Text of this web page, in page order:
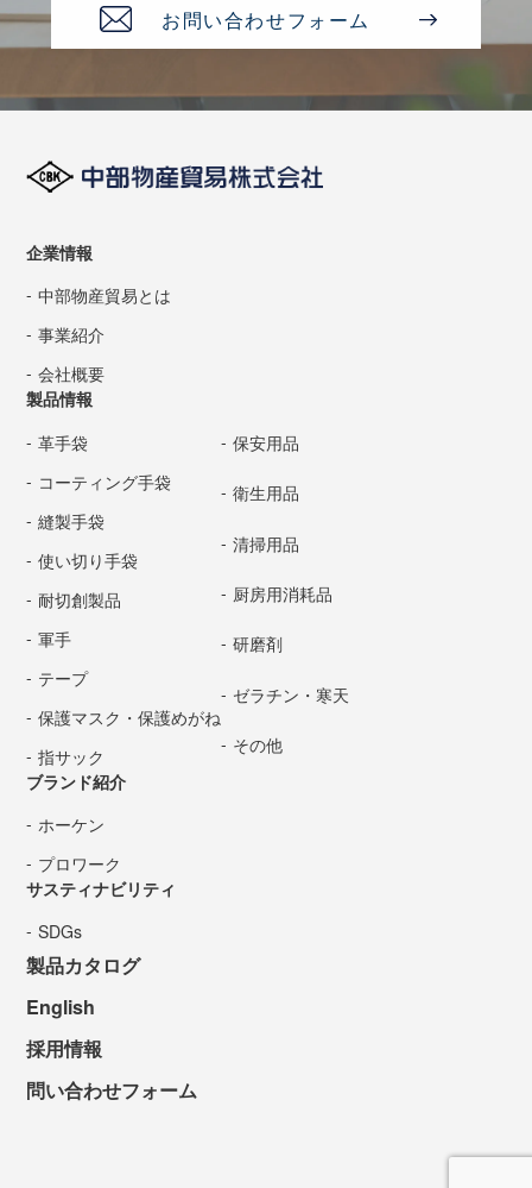
お問い合わせフォーム
企業情報
中部物産貿易とは
事業紹介
会社概要
製品情報
革手袋
コーティング手袋
縫製手袋
使い切り手袋
耐切創製品
軍手
テープ
保護マスク・保護めがね
指サック
保安用品
衛生用品
清掃用品
厨房用消耗品
研磨剤
ゼラチン・寒天
その他
ブランド紹介
ホーケン
プロワーク
サスティナビリティ
SDGs
製品カタログ
English
採用情報
問い合わせフォーム